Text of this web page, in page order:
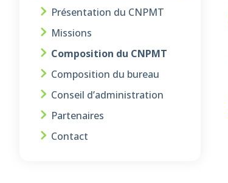
Présentation du CNPMT
Missions
Composition du CNPMT
Composition du bureau
Conseil d’administration
Partenaires
Contact